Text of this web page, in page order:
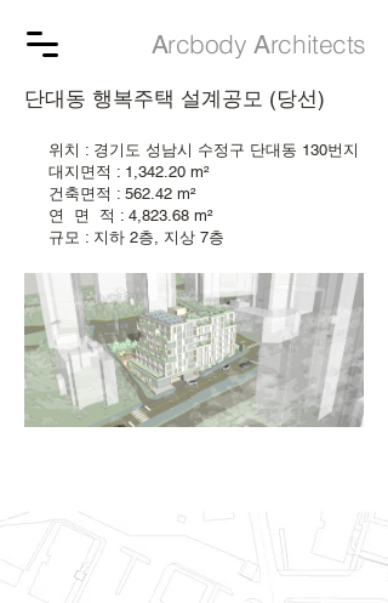
Arcbody Architects
단대동 행복주택 설계공모 (당선)
위치 : 경기도 성남시 수정구 단대동 130번지
대지면적 : 1,342.20 m²
건축면적 : 562.42 m²
연 면 적 : 4,823.68 m²
규모 : 지하 2층, 지상 7층